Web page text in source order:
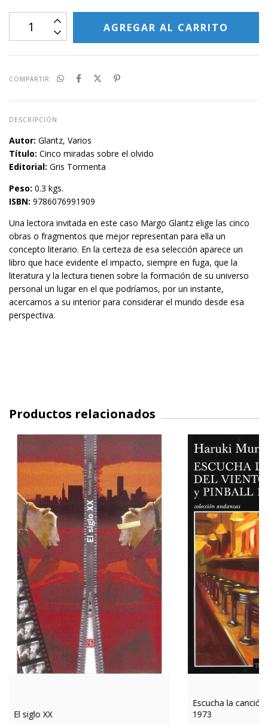
COMPARTIR
DESCRIPCIÓN
Autor: Glantz, Varios
Título: Cinco miradas sobre el olvido
Editorial: Gris Tormenta
Peso: 0.3 kgs.
ISBN: 9786076991909
Una lectora invitada en este caso Margo Glantz elige las cinco
obras o fragmentos que mejor representan para ella un
concepto literario. En la certeza de esa selección aparece un
libro que hace evidente el impacto, siempre en fuga, que la
literatura y la lectura tienen sobre la formación de su universo
personal un lugar en el que podríamos, por un instante,
acercarnos a su interior para considerar el mundo desde esa
perspectiva.
Productos relacionados
El siglo XX
Escucha la
1973